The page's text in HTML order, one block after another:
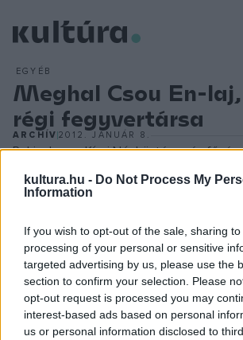
kultura.hu - Do Not Process My
Information
If you wish to opt-out of the sale, sharing
processing of your personal or sensitive
targeted advertising by us, please use the
section to confirm your selection. Please
opt-out request is processed you may
interest-based ads based on personal
us or personal information disclosed to
EGYÉB
Meghal Csou En-
régi fegyvertársa
ARCHÍV2012. JANUÁR 8.
Pekingben, a Kínai Népköztársaság
korában elhunyt Csou En-laj, kommunista
laj, aki Mao Ce-tung mellett az egyetlen
döntéshozó szervének, Kína politikailag
és legkiemelkedőbb személyiségei közé
alapítója volt Kína Kommunista Pártjának
1928-tól a Politikai Bizottság tagja. Udvari
Párizsban, Berlinben a Göttingenben